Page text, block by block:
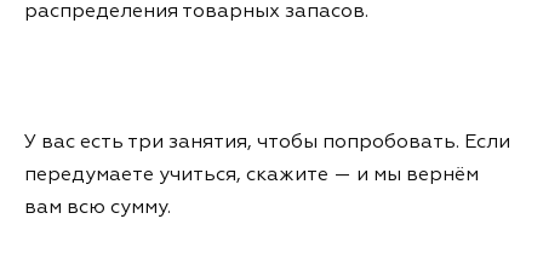
распределения товарных запасов.
У вас есть три занятия, чтобы попробовать. Если
передумаете учиться, скажите — и мы вернём
вам всю сумму.